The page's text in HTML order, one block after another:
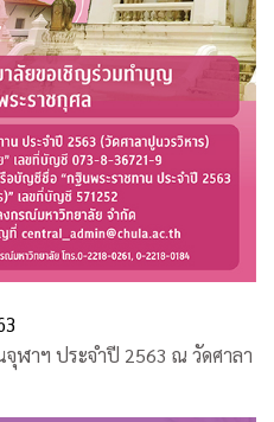
ฬาฯ ประจำปี 2563 ณ วัดศาลา